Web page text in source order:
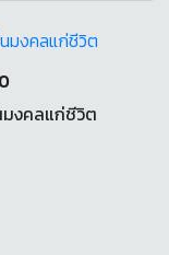
มงคลแก่ชีวิต